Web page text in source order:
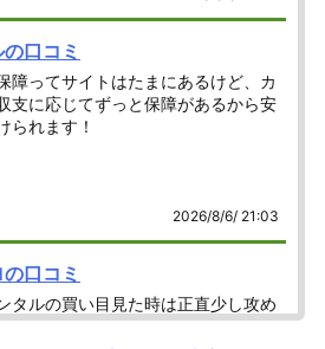
口コミ
障ってサイトはたまにあるけど、カ
支に応じてずっと保障があるから安
られます！
2026/8/6/ 21:03
口コミ
タルの買い目見た時は正直少し攻め
ったけど、結果見たら納得だった。